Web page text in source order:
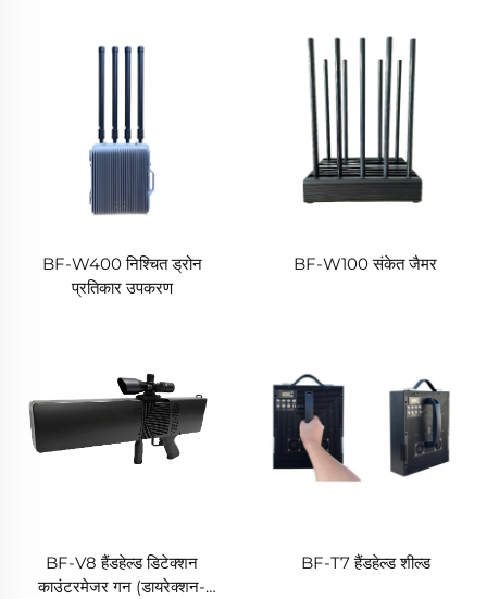
BF-W400 निश्चित ड्रोन
प्रतिकार उपकरण
BF-W100 संकेत जैमर
BF-V8 हैंडहेल्ड डिटेक्शन
काउंटरमेजर गन (डायरेक्शन-
BF-T7 हैंडहेल्ड शील्ड